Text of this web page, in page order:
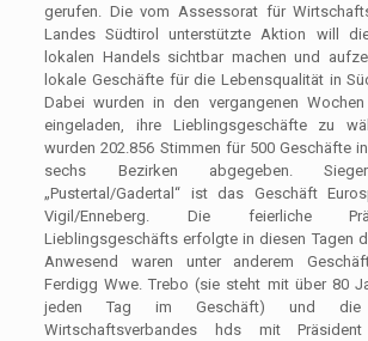
gerufen. Die vom Assessorat für
Landes Südtirol unterstützte Aktion will
lokalen Handels sichtbar machen und
lokale Geschäfte für die Lebensqualität in
Dabei wurden in den vergangenen Wochen
eingeladen, ihre Lieblingsgeschäfte zu
wurden 202.856 Stimmen für 500 Geschäfte
sechs Bezirken abgegeben.
„Pustertal/Gadertal“ ist das Geschäft
Vigil/Enneberg. Die feierliche
Lieblingsgeschäfts erfolgte in diesen Tagen
Anwesend waren unter anderem
Ferdigg Wwe. Trebo (sie steht mit über 80
jeden Tag im Geschäft) und die
Wirtschaftsverbandes hds mit